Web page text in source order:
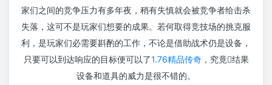
家们之间的竞争压力有多年夜，稍有失慎就会被竞争者给击杀
失落，这可不是玩家们想要的成果。若何取得竞技场的挑克服
利，是玩家们必需要斟酌的工作，不论是借助战术仍是设备，
只要可以到达响应的目标便可以了1.76精品传奇，究竟结果
设备和道具的威力是很不错的。